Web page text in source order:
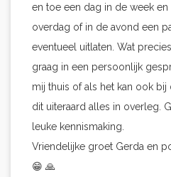
en toe een dag in de week en
overdag of in de avond een
eventueel uitlaten. Wat
graag in een persoonlijk
mij thuis of als het kan ook bij
dit uiteraard alles in overleg.
leuke kennismaking.
Vriendelijke groet Gerda en
😁 🙏